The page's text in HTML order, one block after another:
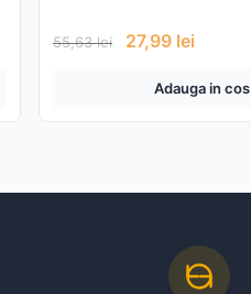
55,63lei 27,99 lei
Adauga in cos